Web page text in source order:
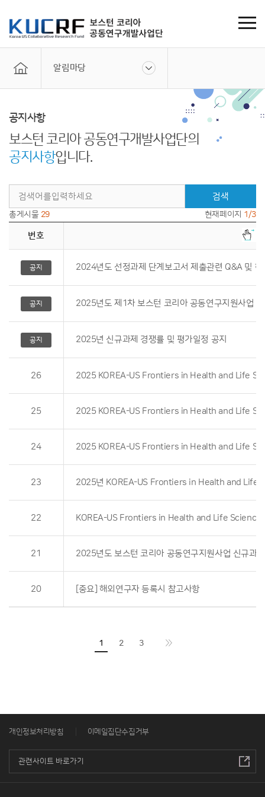
알림마당
공지사항
보스턴 코리아 공동연구개발사업단의
공지사항입니다.
검색
총게시물 29 현재페이지 1/3
번호
공지 2024년도 선정과제 단계보고서 제출관련 Q&A 및
공지 2025년도 제1차 보스턴 코리아 공동연구지원사업
공지 2025년 신규과제 경쟁률 및 평가일정 공지
26
25
24
23
22 KOREA-US Frontiers in Health and Life
21 2025년도 보스턴 코리아 공동연구지원사업 신규과
20 [중요] 해외연구자 등록시 참고사항
1 2 3
개인정보처리방침 이메일집단수집거부